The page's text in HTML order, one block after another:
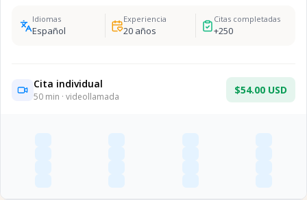
Idiomas
Español
Experiencia
20años
Citas completadas
+250
Cita individual
50 min · videollamada
$54.00 USD